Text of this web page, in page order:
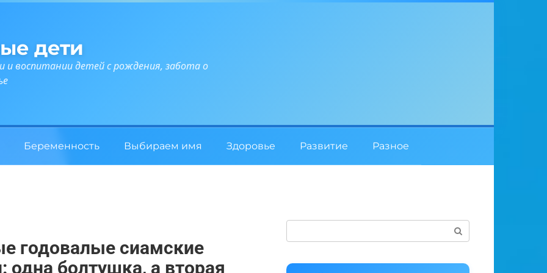
дети
и воспитании детей с рождения, забота о
Беременность Выбираем имя Здоровье Развитие Разное
годовалые сиамские
одна болтушка, а вторая